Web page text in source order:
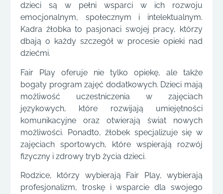
dzieci są w pełni wsparci w ich rozwoju
emocjonalnym, społecznym i intelektualnym.
Kadra żłobka to pasjonaci swojej pracy, którzy
dbają o każdy szczegół w procesie opieki nad
dziećmi.
Fair Play oferuje nie tylko opiekę, ale także
bogaty program zajęć dodatkowych. Dzieci mają
możliwość uczestniczenia w zajęciach
językowych, które rozwijają umiejętności
komunikacyjne oraz otwierają świat nowych
możliwości. Ponadto, żłobek specjalizuje się w
zajęciach sportowych, które wspierają rozwój
fizyczny i zdrowy tryb życia dzieci.
Rodzice, którzy wybierają Fair Play, wybierają
profesjonalizm, troskę i wsparcie dla swojego